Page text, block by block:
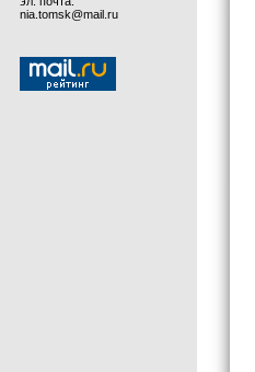
nia.tomsk@mail.ru